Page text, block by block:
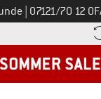
Ruf uns an
07121/70 12 0
Infos hier!